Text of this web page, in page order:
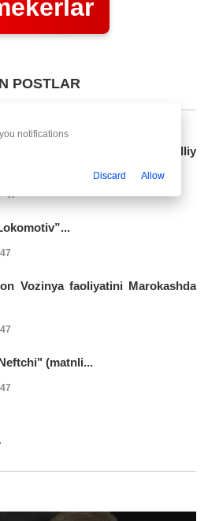
POSTLAR
2030ga chiqishni umummilliy
47
47
Vozinya faoliyatini Marokashda
47
(matnli...
47
notifications
Discard Allow